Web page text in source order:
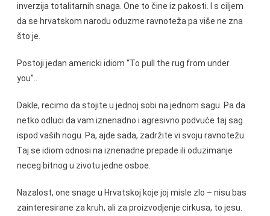
inverzija totalitarnih snaga. One to čine iz pakosti. I s ciljem
da se hrvatskom narodu oduzme ravnoteža pa više ne zna
što je.
Postoji jedan americki idiom “To pull the rug from under
you”..
Dakle, recimo da stojite u jednoj sobi na jednom sagu. Pa da
netko odluci da vam iznenadno i agresivno podvuće taj sag
ispod vaših nogu. Pa, ajde sada, zadržite vi svoju ravnotežu.
Taj se idiom odnosi na iznenadne prepade ili oduzimanje
neceg bitnog u zivotu jedne osboe.
Nazalost, one snage u Hrvatskoj koje joj misle zlo – nisu bas
zainteresirane za kruh, ali za proizvodjenje cirkusa, to jesu.